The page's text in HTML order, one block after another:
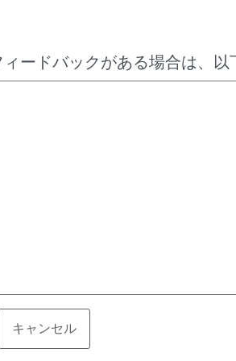
ードバックがある場合は、以